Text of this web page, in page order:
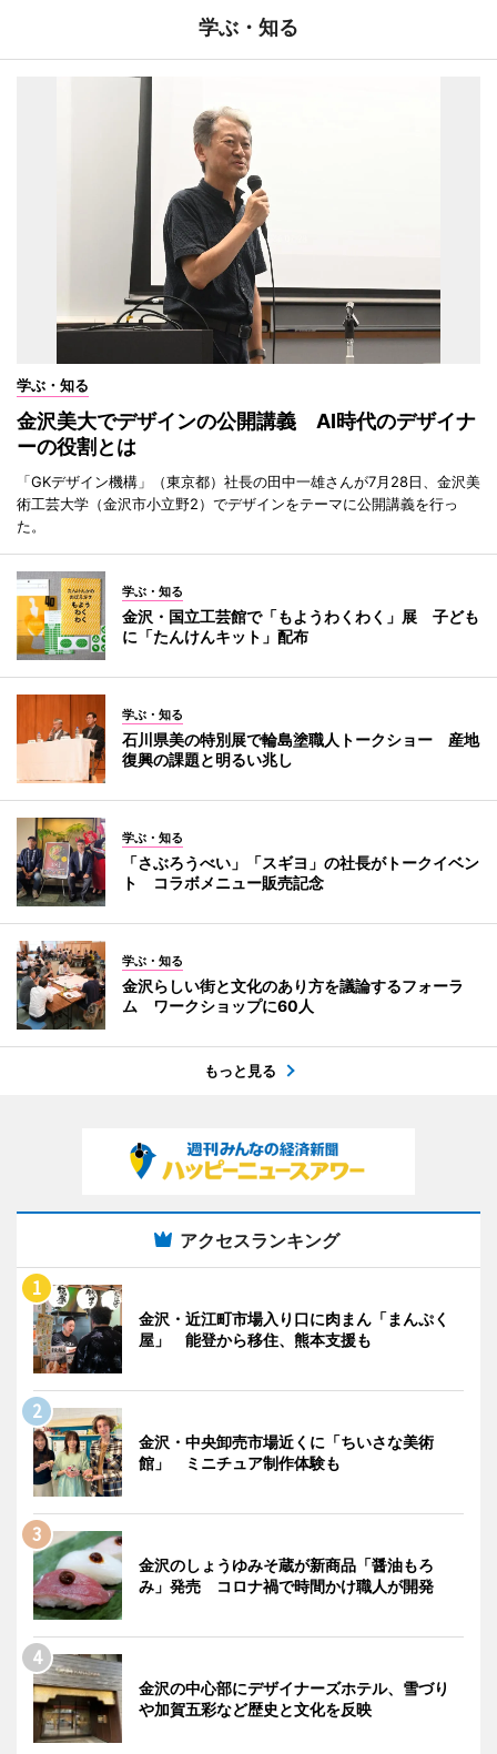
学ぶ・知る
学ぶ・知る
金沢美大でデザインの公開講義 AI時代のデザイナ
ーの役割とは
「GKデザイン機構」（東京都）社長の田中一雄さんが7月28日、金沢美
術工芸大学（金沢市小立野2）でデザインをテーマに公開講義を行っ
た。
学ぶ・知る
金沢・国立工芸館で「もようわくわく」展 子ども
に「たんけんキット」配布
学ぶ・知る
石川県美の特別展で輪島塗職人トークショー 産地
復興の課題と明るい兆し
学ぶ・知る
「さぶろうべい」「スギヨ」の社長がトークイベン
ト コラボメニュー販売記念
学ぶ・知る
金沢らしい街と文化のあり方を議論するフォーラ
ム ワークショップに60人
もっと見る
アクセスランキング
金沢・近江町市場入り口に肉まん「まんぷく
屋」 能登から移住、熊本支援も
金沢・中央卸売市場近くに「ちいさな美術
館」 ミニチュア制作体験も
金沢のしょうゆみそ蔵が新商品「醤油もろ
み」発売 コロナ禍で時間かけ職人が開発
金沢の中心部にデザイナーズホテル、雪づり
や加賀五彩など歴史と文化を反映